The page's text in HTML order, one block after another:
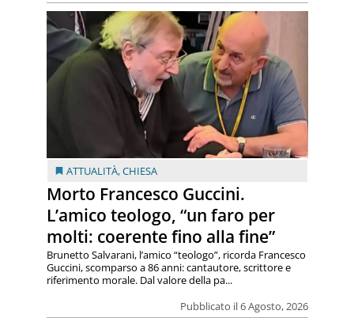
ATTUALITÀ,CHIESA
Morto Francesco Guccini.
L’amico teologo, “un faro per
molti: coerente fino alla fine”
Pubblicato il 6 Agosto, 2026
Brunetto Salvarani, l’amico “teologo”, ricorda Francesco
Guccini, scomparso a 86 anni: cantautore, scrittore e
riferimento morale. Dal valore della pa...